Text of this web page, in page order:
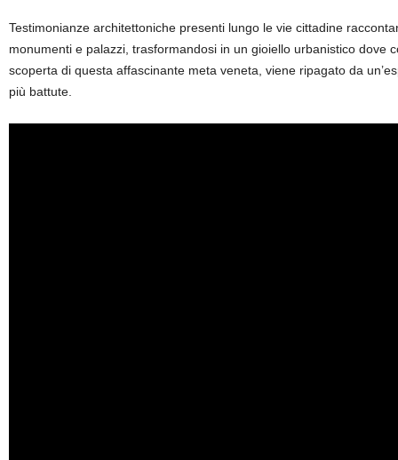
Testimonianze architettoniche presenti lungo le vie cittadine
monumenti e palazzi, trasformandosi in un gioiello urbanistico
scoperta di questa affascinante meta veneta, viene ripagato da
più battute.